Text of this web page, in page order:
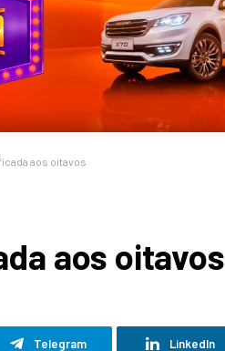
aos oitavos
aos oitavos
Telegram LinkedIn